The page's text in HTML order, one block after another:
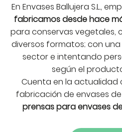
En Envases Ballujera S.L.,
fabricamos desde hace
para conservas vegetales,
diversos formatos; con
sector e intentando
según el
Cuenta en la actualidad
fabricación de envases
prensas para envases